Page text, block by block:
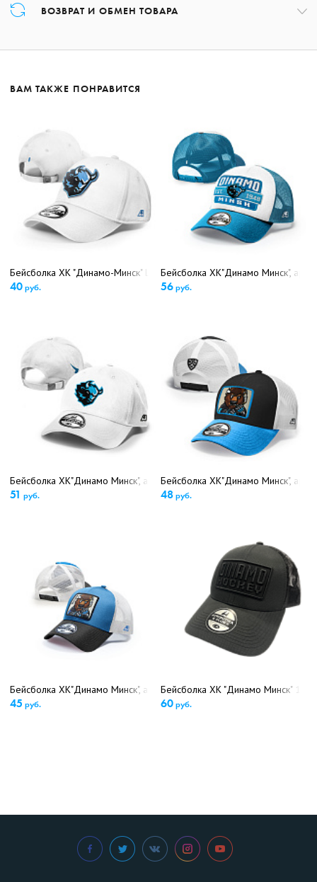
заказа.
Подробнее об оплате
ВОЗВРАТ И ОБМЕН ТОВАРА
получения заказа, обратившись по номеру +375 17 227-01-97 либо,
ВАМ ТАКЖЕ ПОНРАВИТСЯ
Бейсболка ХК "Динамо-Минск" L-XL 13136 (5429)
40руб.
Бейсболка ХК"Динамо Минск",
56 руб.
Бейсболка ХК"Динамо Минск", арт.13329 (5640)
51 руб.
Бейсболка ХК"Динамо Минск",
48 руб.
Бейсболка ХК"Динамо Минск", арт.752702 (детский размер)(5422)
45 руб.
Бейсболка ХК "Динамо Минск"
60 руб.